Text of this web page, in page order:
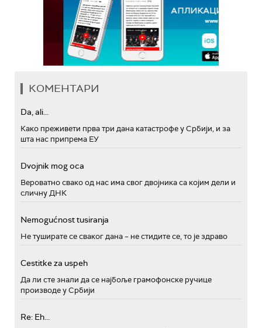
КОМЕНТАРИ
Da, ali...
Како преживети прва три дана катастрофе у Србији, и за
шта нас припрема ЕУ
Dvojnik mog oca
Вероватно свако од нас има свог двојника са којим дели и
сличну ДНК
Nemogućnost tusiranja
Не туширате се сваког дана – не стидите се, то је здраво
Cestitke za uspeh
Да ли сте знали да се најбоље грамофонске ручице
производе у Србији
Re: Eh...